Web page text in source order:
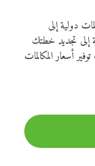
دولية إلى
إلى تجديد خطتك
أسعار المكالمات